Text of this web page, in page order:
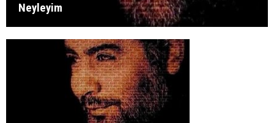
Neyleyim